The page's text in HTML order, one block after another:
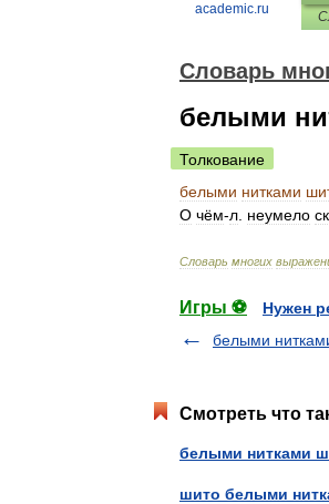
academic.ru
Словарь
белыми
Толкование
белыми нитками
О чём-л неумело
Словарь многих
Игры ⚽
Нужен
белыми
Смотреть что
белыми нитками
шито белыми